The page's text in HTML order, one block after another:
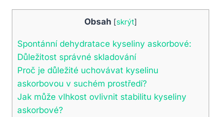
Obsah [skrýt]
Spontánní dehydratace kyseliny askorbové:
Důležitost správné skladování
Proč je důležité uchovávat kyselinu
askorbovou v suchém prostředí?
Jak může vlhkost ovlivnit stabilitu kyseliny
askorbové?